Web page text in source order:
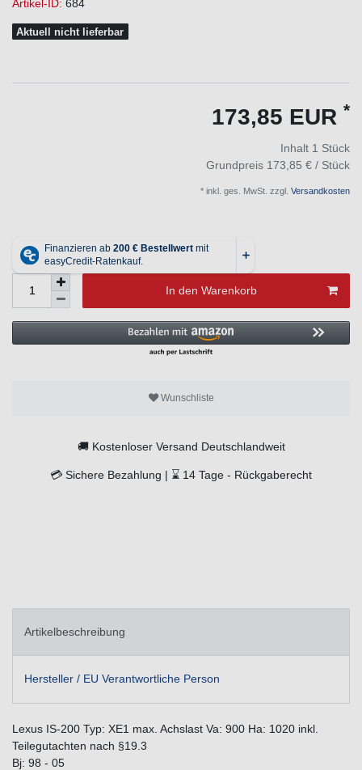
Artikel-ID: 684
Aktuell nicht lieferbar
173,85 EUR *
Inhalt 1 Stück
Grundpreis 173,85 € / Stück
* inkl. ges. MwSt. zzgl. Versandkosten
In den Warenkorb
Wunschliste
🚚 Kostenloser Versand Deutschlandweit
💳 Sichere Bezahlung | ⌛ 14 Tage - Rückgaberecht
Artikelbeschreibung
Hersteller / EU Verantwortliche Person
Lexus IS-200 Typ: XE1 max. Achslast Va: 900 Ha: 1020 inkl.
Teilegutachten nach §19.3
Bj: 98 - 05